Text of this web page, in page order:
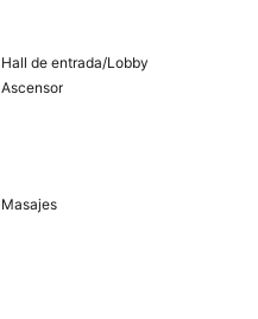
Hall de entrada/Lobby
Ascensor
Masajes